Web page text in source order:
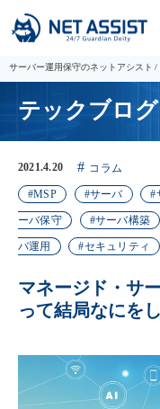
サーバー運用保守のネットアシスト
テックブログ
2021.4.20 コラム
MSP サーバ
ーバ保守 サーバ構築
バ運用 セキュリティ
マネージド・サ
って結局なにを